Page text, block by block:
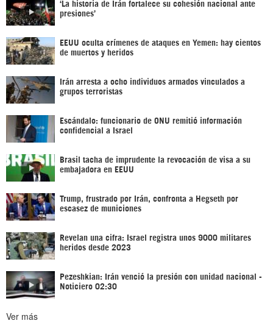
‘La historia de Irán fortalece su cohesión nacional ante
presiones’
EEUU oculta crímenes de ataques en Yemen: hay cientos
de muertos y heridos
Irán arresta a ocho individuos armados vinculados a
grupos terroristas
Escándalo: funcionario de ONU remitió información
confidencial a Israel
Brasil tacha de imprudente la revocación de visa a su
embajadora en EEUU
Trump, frustrado por Irán, confronta a Hegseth por
escasez de municiones
Revelan una cifra: Israel registra unos 9000 militares
heridos desde 2023
Pezeshkian: Irán venció la presión con unidad nacional -
Noticiero 02:30
Ver más